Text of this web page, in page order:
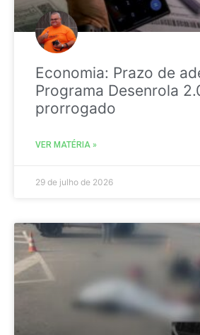
Economia: Prazo de
Programa Desenrola
prorrogado
VER MATÉRIA »
29 de julho de 2026